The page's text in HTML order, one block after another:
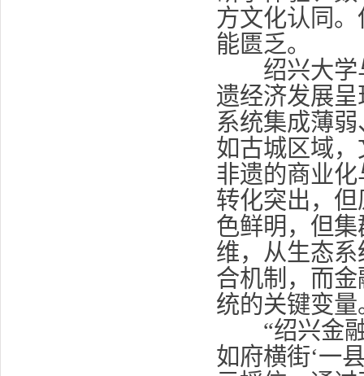
方文化认同
能匮乏。
绍兴大学与
遗经济发展
系统集成薄
如古城区域
非遗的商业
转化突出，
色鲜明，但
维，从生态
合机制，而
统的关键变量
“绍兴金融
如府横街‘一